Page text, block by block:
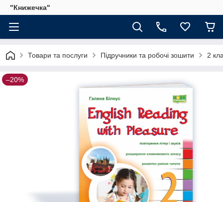
"Книжечка"
Товари та послуги Підручники та робочі зошити 2
–20%